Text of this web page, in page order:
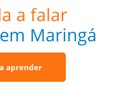
a falar
em Maringá
aprender